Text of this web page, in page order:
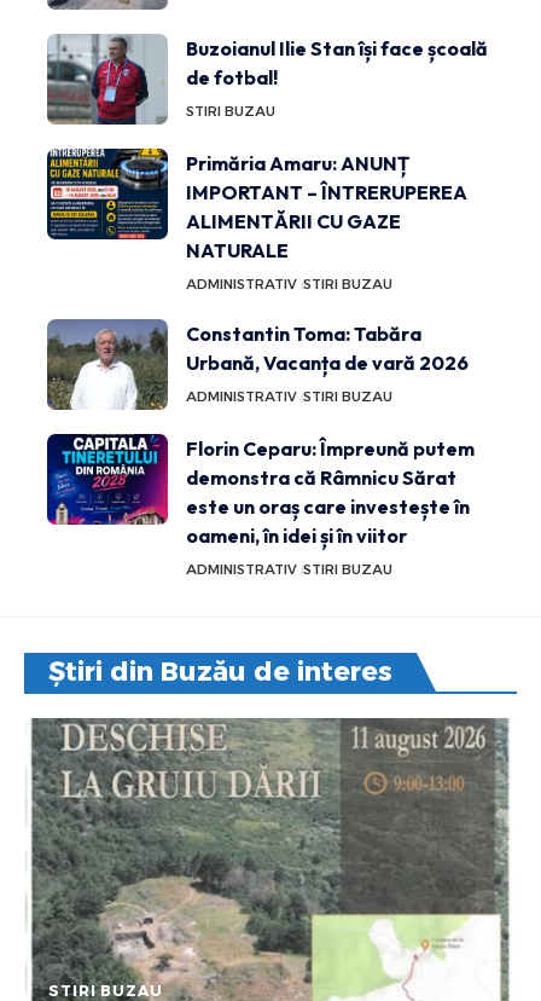
Buzoianul Ilie Stan își face școală
de fotbal!
STIRI BUZAU
Primăria Amaru: ANUNȚ
IMPORTANT – ÎNTRERUPEREA
ALIMENTĂRII CU GAZE
NATURALE
ADMINISTRATIV STIRI BUZAU
Constantin Toma: Tabăra
Urbană, Vacanța de vară 2026
ADMINISTRATIV STIRI BUZAU
Florin Ceparu: Împreună putem
demonstra că Râmnicu Sărat
este un oraș care investește în
oameni, în idei și în viitor
ADMINISTRATIV STIRI BUZAU
Știri din Buzău de interes
STIRI BUZAU